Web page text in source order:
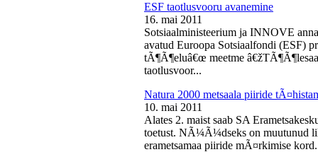
ESF taotlusvooru avanemine
16. mai 2011
Sotsiaalministeerium ja INNOVE
avatud Euroopa Sotsiaalfondi (ESF)
tÃ¶Ã¶eluâ€œ meetme
taotlusvoor...
Natura 2000 metsaala piiride
10. mai 2011
Alates 2. maist saab SA
toetust. NÃ¼Ã¼dseks on muutunud
erametsamaa piiride mÃ¤rkimise